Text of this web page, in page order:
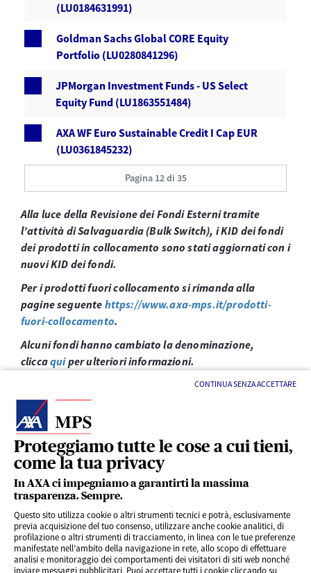
Proteggiamo tutte le cose a cui tieni,
come la tua privacy
In AXA ci impegniamo a garantirti la massima
trasparenza. Sempre.
Questo sito utilizza cookie o altri strumenti tecnici e potrà, esclusivamente
previa acquisizione del tuo consenso, utilizzare anche cookie analitici, di
profilazione o altri strumenti di tracciamento, in linea con le tue preferenze
manifestate nell’ambito della navigazione in rete, allo scopo di effettuare
analisi e monitoraggio dei comportamenti dei visitatori di siti web nonché
inviare messaggi pubblicitari. Puoi accettare tutti i cookie cliccando su
CONTINUA SENZA ACCETTARE
(LU0184631991)
Goldman Sachs Global CORE Equity
Portfolio (LU0280841296)
JPMorgan Investment Funds - US Select
Equity Fund (LU1863551484)
AXA WF Euro Sustainable Credit I Cap EUR
(LU0361845232)
Pagina 12 di 35
Alla luce della Revisione dei Fondi Esterni tramite
l’attività di Salvaguardia (Bulk Switch), i KID dei fondi
dei prodotti in collocamento sono stati aggiornati con i
nuovi KID dei fondi.
Per i prodotti fuori collocamento si rimanda alla
pagine seguente https://www.axa-mps.it/prodotti-
fuori-collocamento.
Alcuni fondi hanno cambiato la denominazione,
cliccaquiper ulteriori informazioni.
LINK UTILI
SERVIZI AL CLIENTE
CHI SIAMO